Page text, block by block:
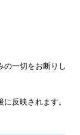
の一切をお断りし
反映されます。